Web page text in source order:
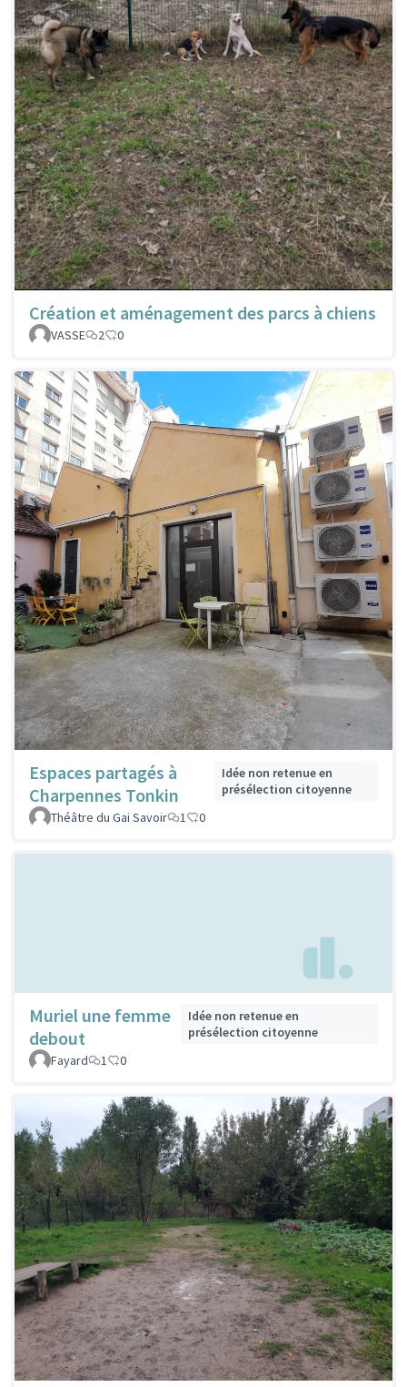
Création et aménagement des parcs à chiens
VASSE 2 0
Espaces partagés à
Charpennes Tonkin
Idée non retenue en
présélection citoyenne
Théâtre du Gai Savoir
1 0
Muriel une femme
debout
Idée non retenue en
présélection citoyenne
Fayard
1 0